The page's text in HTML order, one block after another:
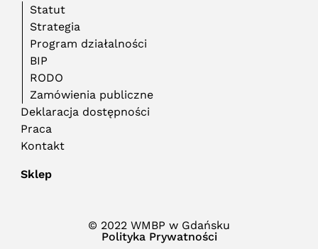
Statut
Strategia
Program działalności
BIP
RODO
Zamówienia publiczne
Deklaracja dostępności
Praca
Kontakt
Sklep
© 2022 WMBP w Gdańsku
Polityka Prywatności